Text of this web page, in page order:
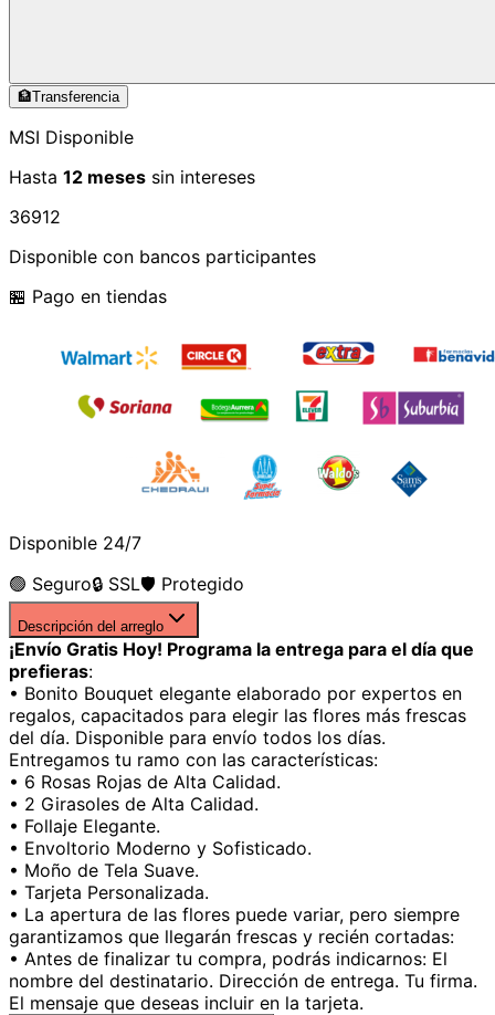
🏦Transferencia
MSI Disponible
Hasta 12 meses sin intereses
36912
Disponible con bancos participantes
🏪 Pago en tiendas
Disponible 24/7
🟢 Seguro🔒 SSL🛡️ Protegido
Descripción del arreglo
¡Envío Gratis Hoy! Programa la entrega para el día que
prefieras:
• Bonito Bouquet elegante elaborado por expertos en
regalos, capacitados para elegir las flores más frescas
del día. Disponible para envío todos los días.
Entregamos tu ramo con las características:
• 6 Rosas Rojas de Alta Calidad.
• 2 Girasoles de Alta Calidad.
• Follaje Elegante.
• Envoltorio Moderno y Sofisticado.
• Moño de Tela Suave.
• Tarjeta Personalizada.
• La apertura de las flores puede variar, pero siempre
garantizamos que llegarán frescas y recién cortadas:
• Antes de finalizar tu compra, podrás indicarnos: El
nombre del destinatario. Dirección de entrega. Tu firma.
El mensaje que deseas incluir en la tarjeta.